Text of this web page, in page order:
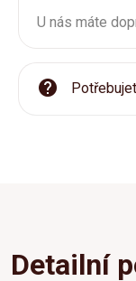
U nás máte
Detailní